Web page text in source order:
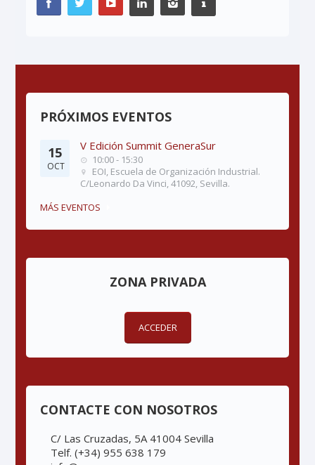
PRÓXIMOS EVENTOS
15
OCT
V Edición Summit GeneraSur
10:00 - 15:30
EOI, Escuela de Organización Industrial.
C/Leonardo Da Vinci, 41092, Sevilla.
MÁS EVENTOS
ZONA PRIVADA
ACCEDER
CONTACTE CON NOSOTROS
C/ Las Cruzadas, 5A 41004 Sevilla
Telf. (+34) 955 638 179